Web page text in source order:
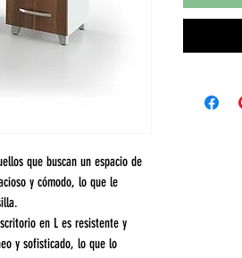
que buscan un espacio de
y cómodo, lo que le
en L es resistente y
y sofisticado, lo que lo